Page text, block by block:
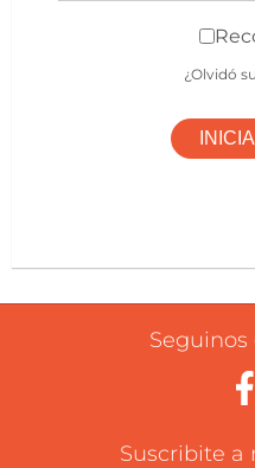
¿Olvidó
Seguinos
Suscribite a